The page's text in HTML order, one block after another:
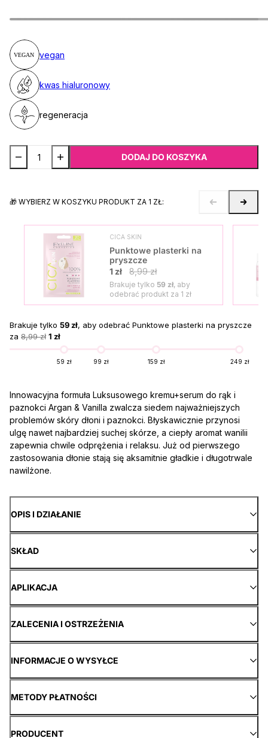
kwas hialuronowy
regeneracja
vegan
DODAJ DO KOSZYKA
🎁 WYBIERZ W KOSZYKU PRODUKT ZA 1 ZŁ:
CICA SKIN
Punktowe plasterki na
pryszcze
1 zł
8,99 zł
Brakuje tylko 59 zł, aby
odebrać produkt za 1 zł
Brakuje tylko 59 zł, aby odebrać Punktowe plasterki na pryszcze
za 8,99 zł 1 zł
59 zł 99 zł 159 zł 249 zł
Innowacyjna formuła Luksusowego kremu+serum do rąk i
paznokci Argan & Vanilla zwalcza siedem najważniejszych
problemów skóry dłoni i paznokci. Błyskawicznie przynosi
ulgę nawet najbardziej suchej skórze, a ciepły aromat wanilii
zapewnia chwile odprężenia i relaksu. Już od pierwszego
zastosowania dłonie stają się aksamitnie gładkie i długotrwale
nawilżone.
OPIS I DZIAŁANIE
SKŁAD
APLIKACJA
ZALECENIA I OSTRZEŻENIA
INFORMACJE O WYSYŁCE
METODY PŁATNOŚCI
PRODUCENT